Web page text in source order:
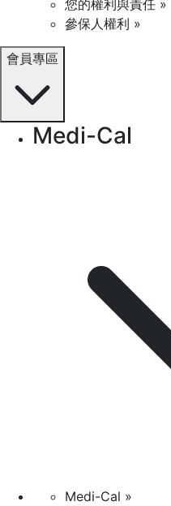
您的權利與責任 »
參保人權利 »
會員專區
Medi-Cal
Medi-Cal »